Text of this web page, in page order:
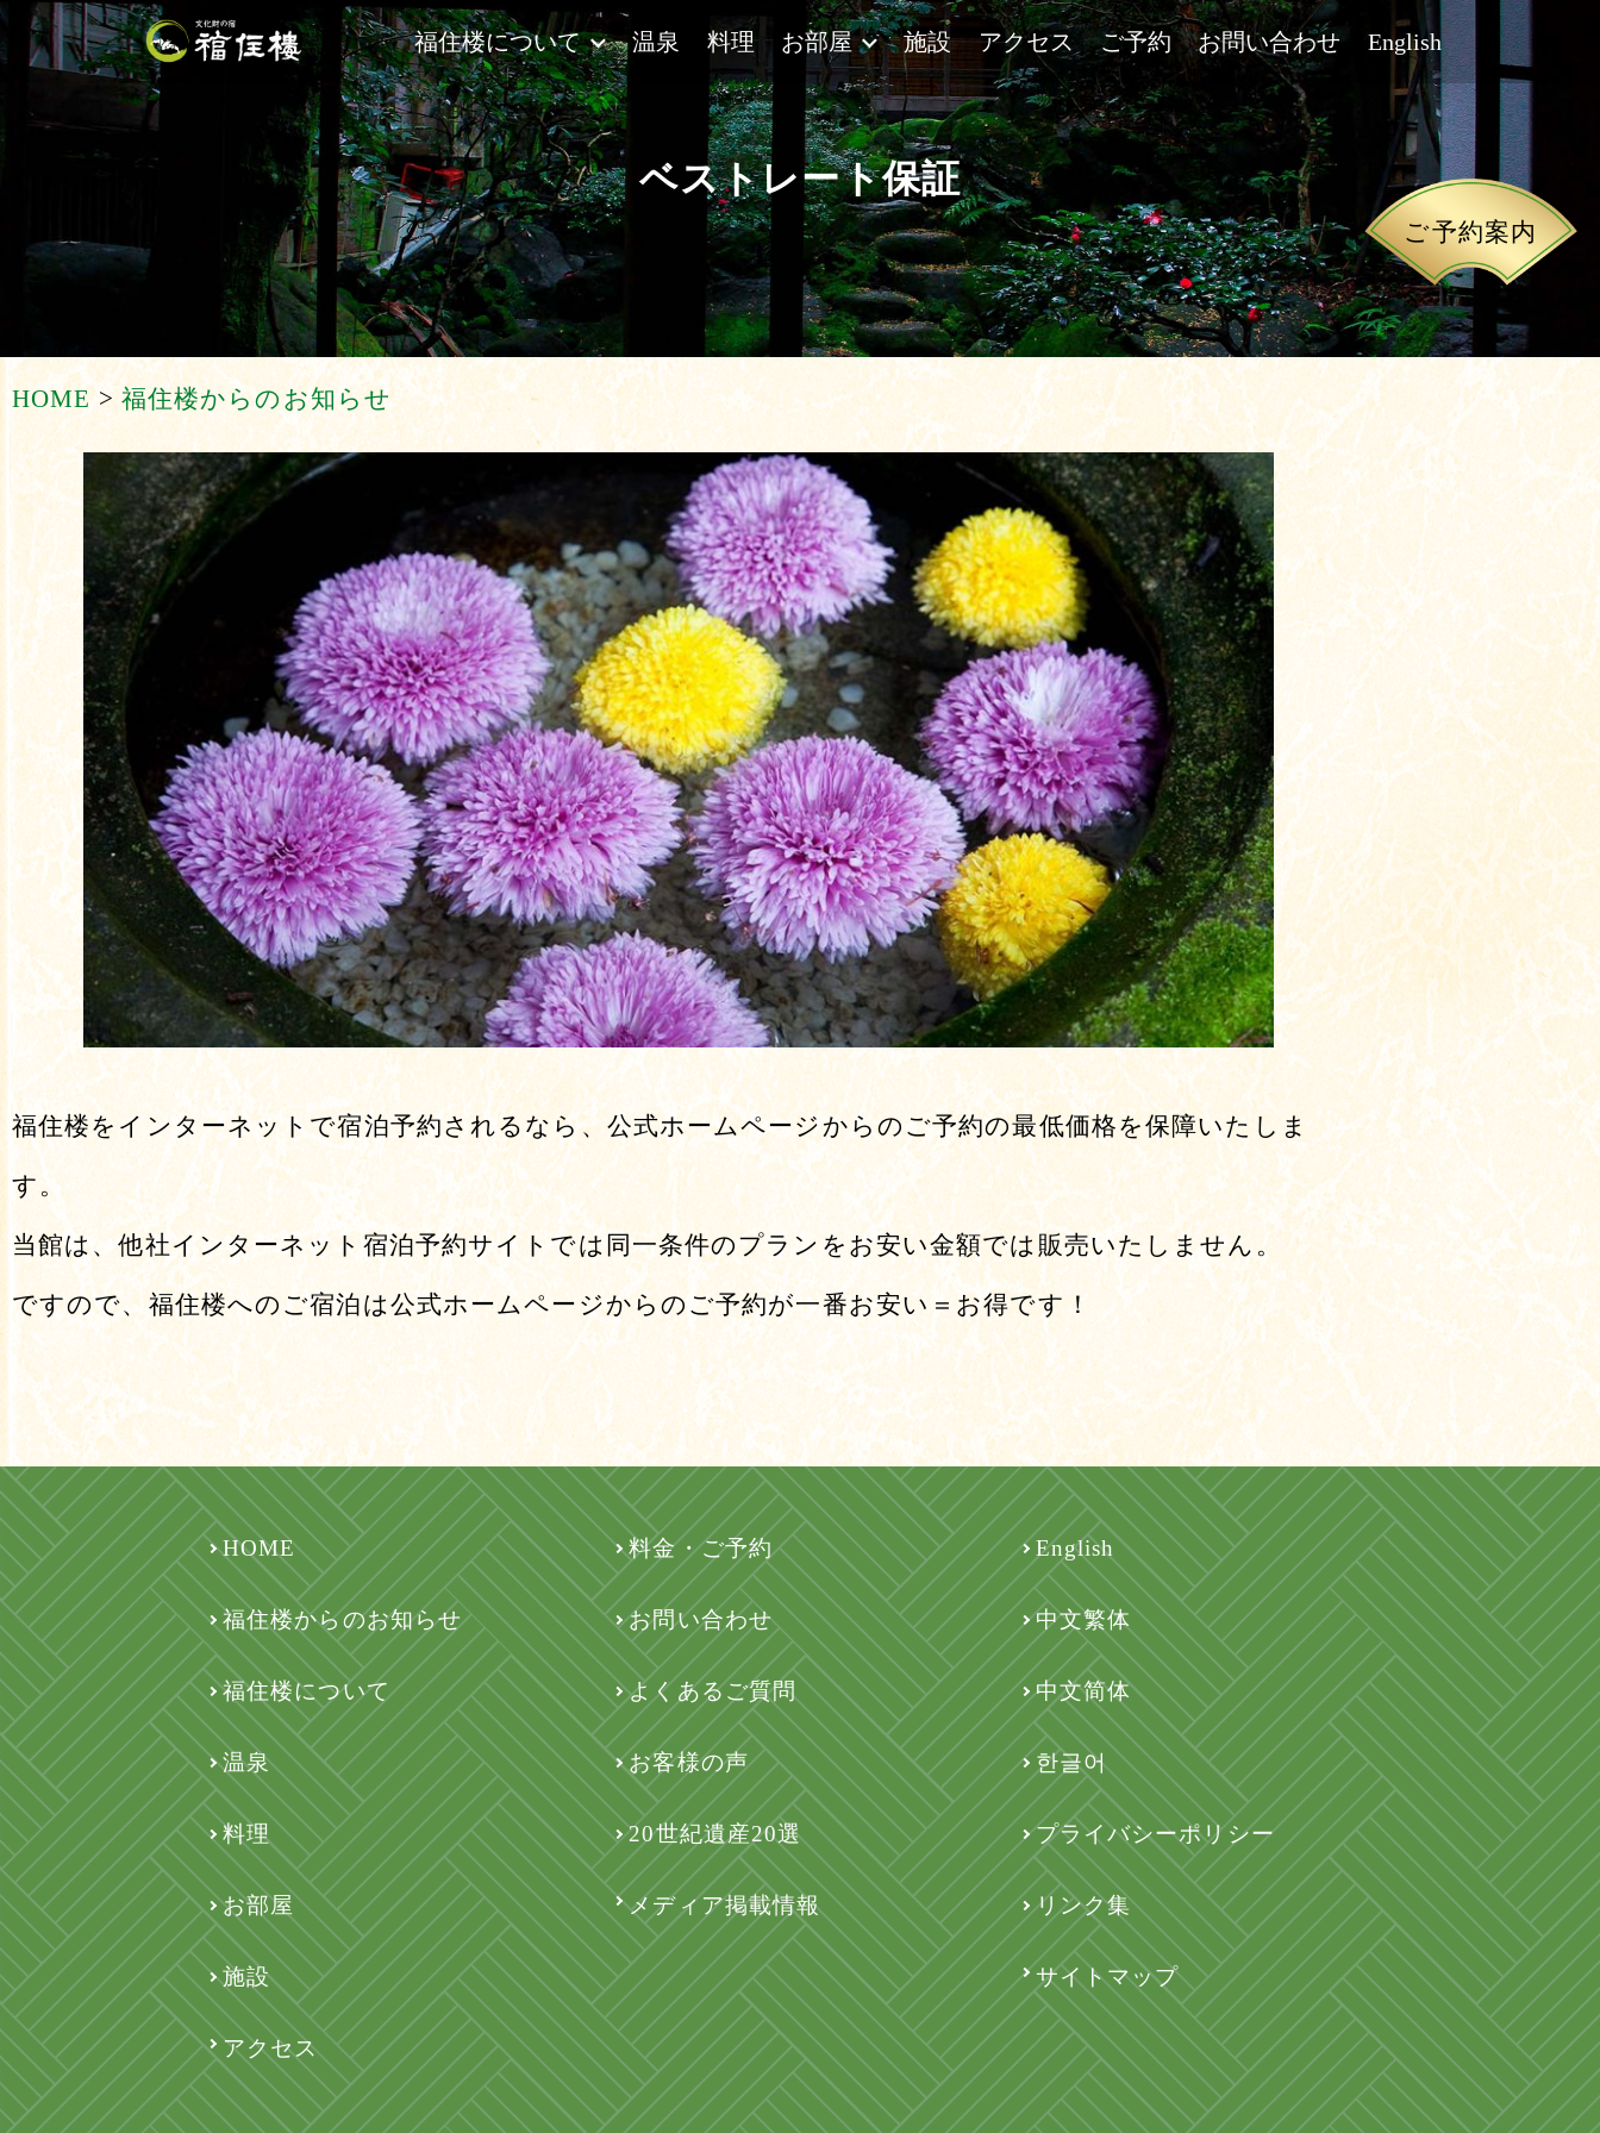
福住楼について 温泉 料理 お部屋 施設 アクセス ご予約 お問い合わせ English
ベストレート保証
HOME> 福住楼からのお知らせ
福住楼をインターネットで宿泊予約されるなら、公式ホームページからのご予約の最低価格を保障いたしま
す。
当館は、他社インターネット宿泊予約サイトでは同一条件のプランをお安い金額では販売いたしません。
ですので、福住楼へのご宿泊は公式ホームページからのご予約が一番お安い＝お得です！
ご予約案内
HOME
福住楼からのお知らせ
福住楼について
温泉
料理
お部屋
施設
アクセス
料金・ご予約
お問い合わせ
よくあるご質問
お客様の声
20世紀遺産20選
メディア掲載情報
English
中文繁体
中文简体
한글어
プライバシーポリシー
リンク集
サイトマップ